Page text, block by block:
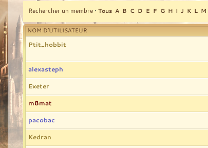
Rechercher un membre • Tous A B C D E F G H I J K L M
NOM D’UTILISATEUR
Ptit_hobbit
alexasteph
Exeter
m8mat
pacobac
Kedran